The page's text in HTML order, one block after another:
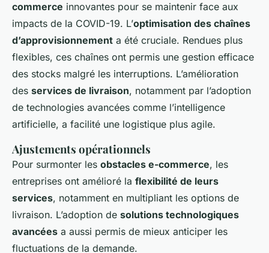
commerce innovantes pour se maintenir face aux
impacts de la COVID-19. L’optimisation des chaînes
d’approvisionnement a été cruciale. Rendues plus
flexibles, ces chaînes ont permis une gestion efficace
des stocks malgré les interruptions. L’amélioration
des services de livraison, notamment par l’adoption
de technologies avancées comme l’intelligence
artificielle, a facilité une logistique plus agile.
Ajustements opérationnels
Pour surmonter les obstacles e-commerce, les
entreprises ont amélioré la flexibilité de leurs
services, notamment en multipliant les options de
livraison. L’adoption de solutions technologiques
avancées a aussi permis de mieux anticiper les
fluctuations de la demande.